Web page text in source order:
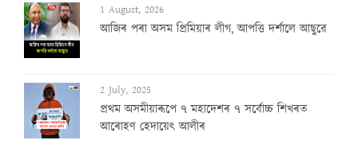
1 August, 2026
আজিৰ পৰা অসম প্ৰিমিয়াৰ লীগ, আপত্তি দৰ্শালে আছুৱে
2 July, 2025
প্ৰথম অসমীয়াৰূপে ৭ মহাদেশৰ ৭ সৰ্বোচ্চ শিখৰত
আৰোহণ হেদায়েৎ আলীৰ